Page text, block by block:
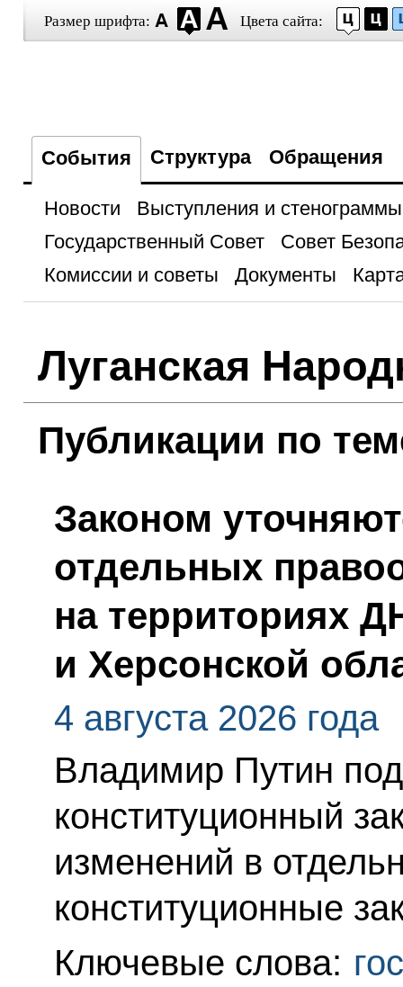
Размер шрифта: Цвета сайта:
События Структура Обращения
Новости
Выступления и стенограммы
Государственный Совет
Совет
Комиссии и советы
Документы
Луганская
Публикации по
Законом
отдельных
на территориях
и Херсонской
4 августа 2026 года
Владимир Путин
конституционный
изменений в
конституционные
Ключевые слова: